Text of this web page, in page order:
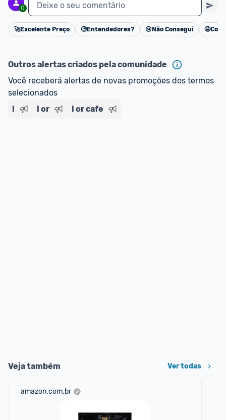
0 Deixe o seu comentário
Cancelar
🚀Excelente Preço 🧐Entendedores? 😢 Não Consegui 🤩
Outros alertas criados pela comunidade
Você receberá alertas de novas promoções dos termos
selecionados
l
l or l or cafe
Veja também Ver todas
amazon.com.br